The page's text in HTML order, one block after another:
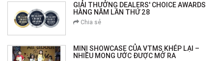
GIẢI THƯỞNG DEALERS' CHOICE AWARDS
HÀNG NĂM LẦN THỨ 28
Chia sẻ
MINI SHOWCASE CỦA VTMS KHÉP LẠI –
NHIỀU MONG ƯỚC ĐƯỢC MỞ RA